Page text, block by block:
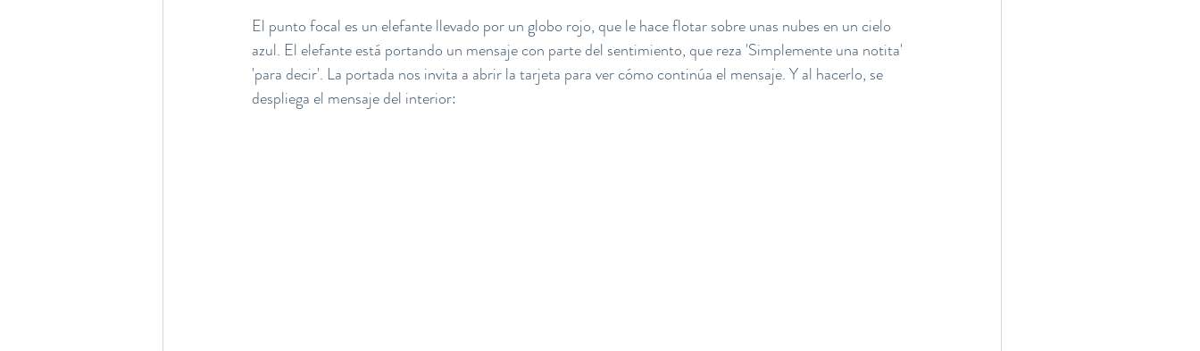
El punto focal es un elefante llevado por un globo rojo, que le hace flotar sobre unas nubes en un cielo
azul. El elefante está portando un mensaje con parte del sentimiento, que reza 'Simplemente una notita'
'para decir'. La portada nos invita a abrir la tarjeta para ver cómo continúa el mensaje. Y al hacerlo, se
despliega el mensaje del interior: